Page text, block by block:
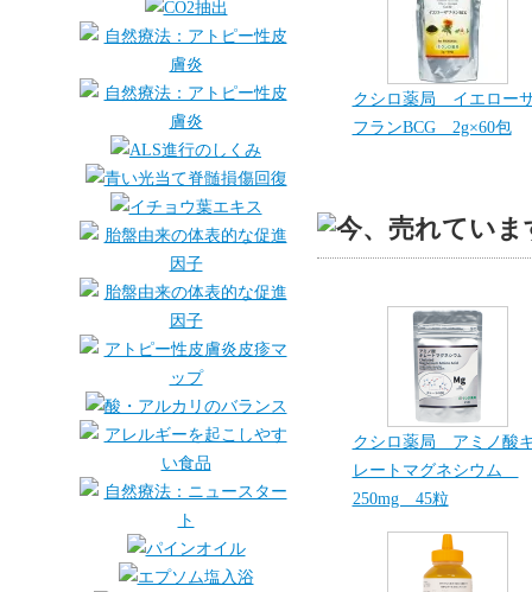
クシロ薬局 イエロー
フランBCG 2g×60包
クシロ薬局 アミノ酸
レートマグネシウム
250mg 45粒